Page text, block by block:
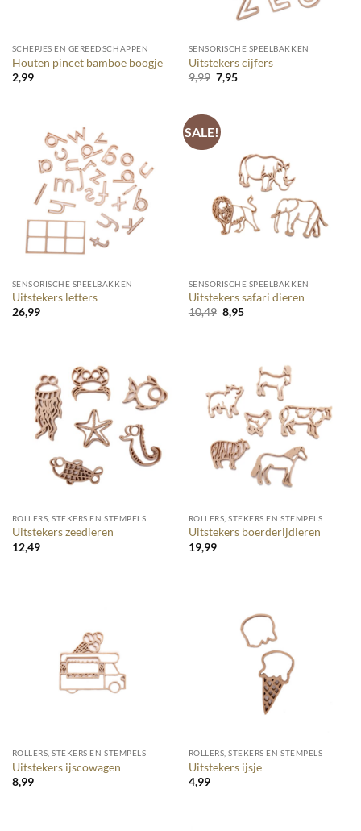
SCHEPJES EN GEREEDSCHAPPEN
Houten pincet bamboe boogje
2,99
SENSORISCHE SPEELBAKKEN
Uitstekers cijfers
9,99 Oorspronkelijke
prijs
7,95Huidige
SENSORISCHE SPEELBAKKEN
Uitstekers letters
26,99
SALE!
SENSORISCHE SPEELBAKKEN
Uitstekers safari dieren
10,49 Oorspronkelijke
prijs
8,95Huidige
ROLLERS, STEKERS EN STEMPELS
Uitstekers zeedieren
12,49
ROLLERS, STEKERS EN STEMPELS
Uitstekers boerderijdieren
19,99
ROLLERS, STEKERS EN STEMPELS
Uitstekers ijscowagen
8,99
ROLLERS, STEKERS EN STEMPELS
Uitstekers ijsje
4,99